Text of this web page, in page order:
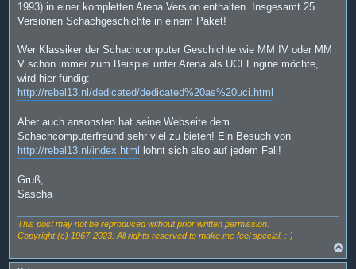
1993) in einer kompletten Arena Version enthalten. Insgesamt 25
Versionen Schachgeschichte in einem Paket!
Wer Klassiker der Schachcomputer Geschichte wie MM IV oder MM
V schon immer zum Beispiel unter Arena als UCI Engine möchte,
wird hier fündig:
http://rebel13.nl/dedicated/dedicated%20as%20uci.html
Aber auch ansonsten hat seine Webseite dem
Schachcomputerfreund sehr viel zu bieten! Ein Besuch von
http://rebel13.nl/index.html
lohnt sich also auf jedem Fall!
Gruß,
Sascha
This post may not be reproduced without prior written permission.
Copyright (c) 1967-2023. All rights reserved to make me feel special. :-)
a